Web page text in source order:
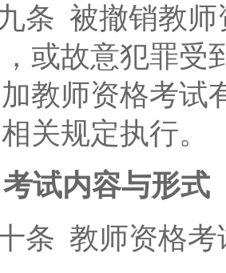
被撤销教师
或故意犯罪受
教师资格考试
关规定执行。
试内容与形式
教师资格考